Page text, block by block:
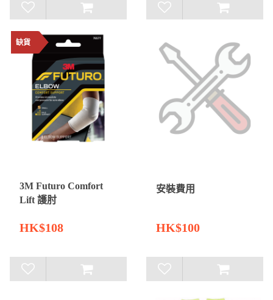
缺貨
3M Futuro Comfort
Lift 護肘
HK$108
安裝費用
HK$100